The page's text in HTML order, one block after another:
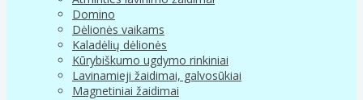
Domino
Dėlionės vaikams
Kaladėlių dėlionės
Kūrybiškumo ugdymo rinkiniai
Lavinamieji žaidimai, galvosūkiai
Magnetiniai žaidimai